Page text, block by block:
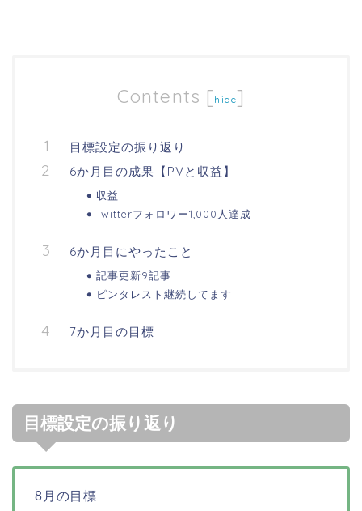
Contents [ hide]
目標設定の振り返り
6か月目の成果【PVと収益】
収益
Twitterフォロワー1,000人達成
6か月目にやったこと
記事更新9記事
ピンタレスト継続してます
7か月目の目標
目標設定の振り返り
8月の目標